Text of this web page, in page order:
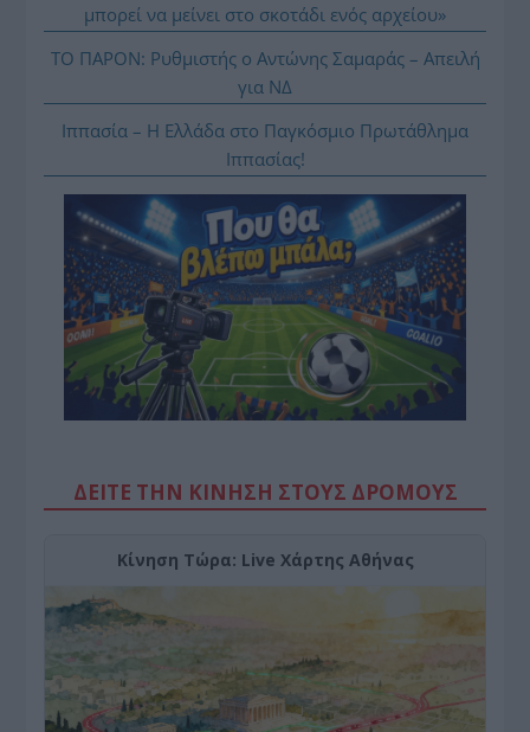
μπορεί να μείνει στο σκοτάδι ενός αρχείου»
ΤΟ ΠΑΡΟΝ: Ρυθμιστής ο Αντώνης Σαμαράς – Απειλή
για ΝΔ
Ιππασία – Η Ελλάδα στο Παγκόσμιο Πρωτάθλημα
Ιππασίας!
ΔΕΙΤΕ ΤΗΝ ΚΙΝΗΣΗ ΣΤΟΥΣ ΔΡΌΜΟΥΣ
Κίνηση Τώρα: Live Χάρτης Αθήνας